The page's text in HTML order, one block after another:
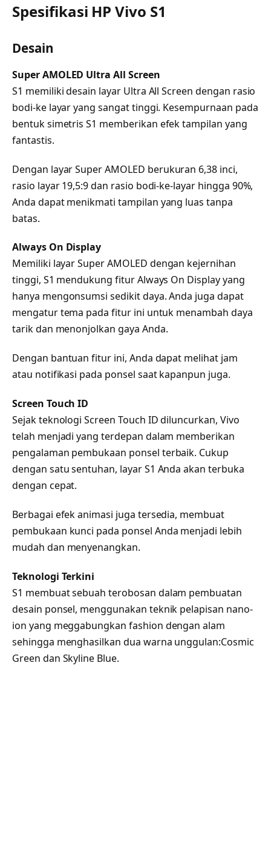
Spesifikasi HP Vivo S1
Desain
Super AMOLED Ultra All Screen
S1 memiliki desain layar Ultra All Screen dengan rasio
bodi-ke layar yang sangat tinggi. Kesempurnaan pada
bentuk simetris S1 memberikan efek tampilan yang
fantastis.
Dengan layar Super AMOLED berukuran 6,38 inci,
rasio layar 19,5:9 dan rasio bodi-ke-layar hingga 90%,
Anda dapat menikmati tampilan yang luas tanpa
batas.
Always On Display
Memiliki layar Super AMOLED dengan kejernihan
tinggi, S1 mendukung fitur Always On Display yang
hanya mengonsumsi sedikit daya. Anda juga dapat
mengatur tema pada fitur ini untuk menambah daya
tarik dan menonjolkan gaya Anda.
Dengan bantuan fitur ini, Anda dapat melihat jam
atau notifikasi pada ponsel saat kapanpun juga.
Screen Touch ID
Sejak teknologi Screen Touch ID diluncurkan, Vivo
telah menjadi yang terdepan dalam memberikan
pengalaman pembukaan ponsel terbaik. Cukup
dengan satu sentuhan, layar S1 Anda akan terbuka
dengan cepat.
Berbagai efek animasi juga tersedia, membuat
pembukaan kunci pada ponsel Anda menjadi lebih
mudah dan menyenangkan.
Teknologi Terkini
S1 membuat sebuah terobosan dalam pembuatan
desain ponsel, menggunakan teknik pelapisan nano-
ion yang meggabungkan fashion dengan alam
sehingga menghasilkan dua warna unggulan:Cosmic
Green dan Skyline Blue.